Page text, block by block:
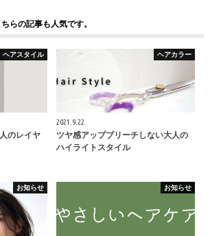
ちらの記事も人気です。
ヘアスタイル
のレイヤ
ヘアカラー
2021.9.22
ツヤ感アップブリーチしない大人の
ハイライトスタイル
お知らせ お知らせ